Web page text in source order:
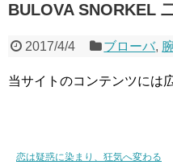
BULOVA SNORKEL
2017/4/4 ブローバ,
当サイトのコンテンツには
恋は疑惑に染まり、狂気へ変わる